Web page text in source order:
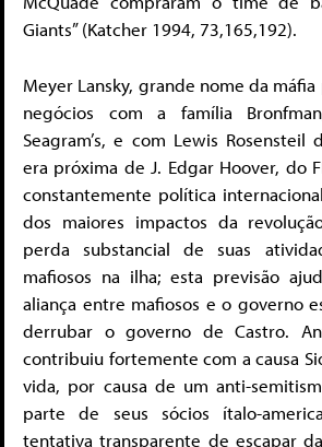
Giants” (Katcher 1994, 73,165,192).
Meyer Lansky, grande nome da
negócios com a família
Seagram’s, e com Lewis Rosensteil
era próxima de J. Edgar Hoover, do
constantemente política
dos maiores impactos da
perda substancial de suas
mafiosos na ilha; esta previsão
aliança entre mafiosos e o governo
derrubar o governo de Castro.
contribuiu fortemente com a causa
vida, por causa de um anti-
parte de seus sócios ítalo-
tentativa transparente de escapar